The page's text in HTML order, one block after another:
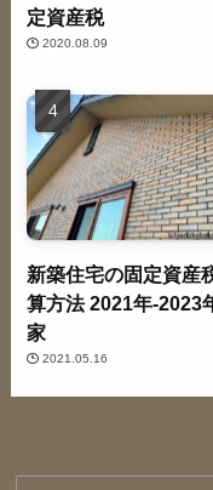
定資産税
2020.08.09
新築住宅の固定資産
算方法 2021年-2023
家
2021.05.16